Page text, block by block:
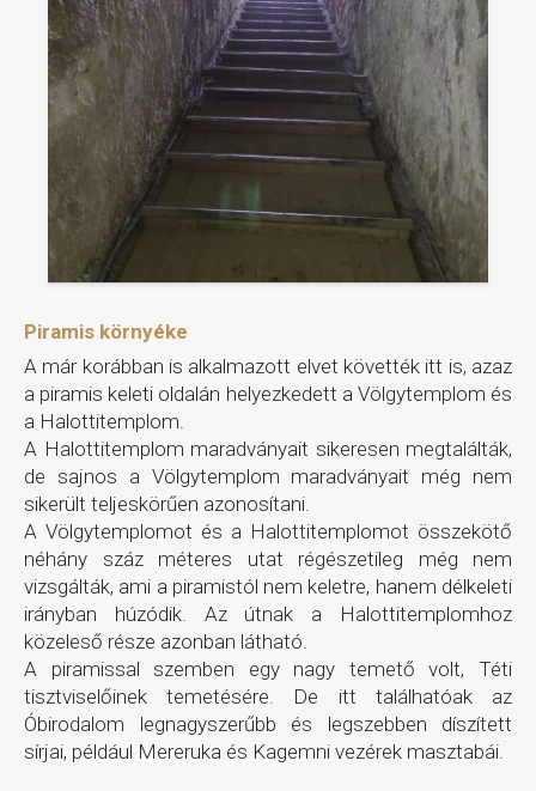
Piramis környéke
A már korábban is alkalmazott elvet követték itt is, azaz
a piramis keleti oldalán helyezkedett a Völgytemplom és
a Halottitemplom.
A Halottitemplom maradványait sikeresen megtalálták,
de sajnos a Völgytemplom maradványait még nem
sikerült teljeskörűen azonosítani.
A Völgytemplomot és a Halottitemplomot összekötő
néhány száz méteres utat régészetileg még nem
vizsgálták, ami a piramistól nem keletre, hanem délkeleti
irányban húzódik. Az útnak a Halottitemplomhoz
közeleső része azonban látható.
A piramissal szemben egy nagy temető volt, Téti
tisztviselőinek temetésére. De itt találhatóak az
Óbirodalom legnagyszerűbb és legszebben díszített
sírjai, például Mereruka és Kagemni vezérek masztabái.